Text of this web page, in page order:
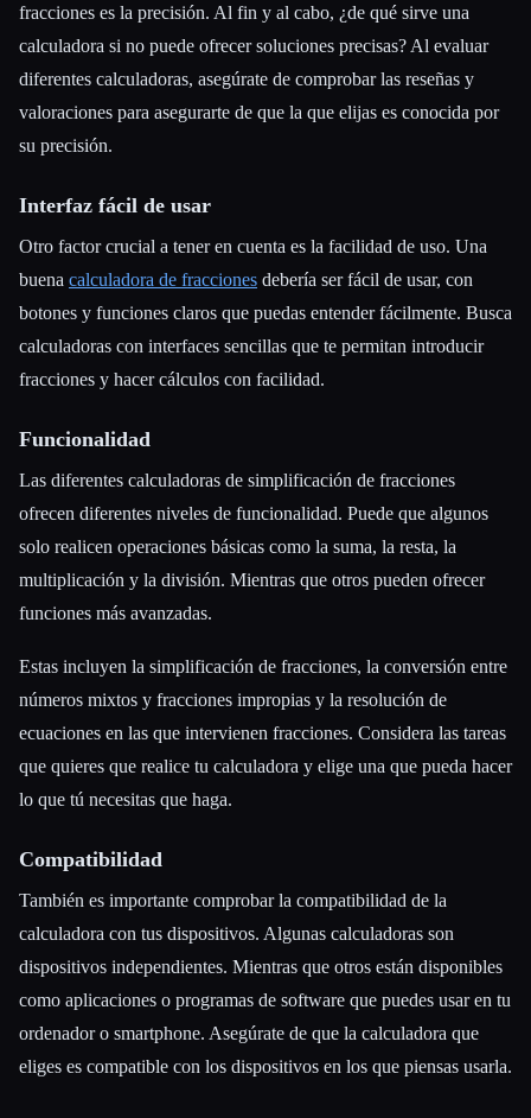
fracciones es la precisión. Al fin y al cabo, ¿de qué sirve una
calculadora si no puede ofrecer soluciones precisas? Al evaluar
diferentes calculadoras, asegúrate de comprobar las reseñas y
valoraciones para asegurarte de que la que elijas es conocida por
su precisión.
Interfaz fácil de usar
Otro factor crucial a tener en cuenta es la facilidad de uso. Una
buena calculadora de fracciones debería ser fácil de usar, con
botones y funciones claros que puedas entender fácilmente. Busca
calculadoras con interfaces sencillas que te permitan introducir
fracciones y hacer cálculos con facilidad.
Funcionalidad
Las diferentes calculadoras de simplificación de fracciones
ofrecen diferentes niveles de funcionalidad. Puede que algunos
solo realicen operaciones básicas como la suma, la resta, la
multiplicación y la división. Mientras que otros pueden ofrecer
funciones más avanzadas.
Estas incluyen la simplificación de fracciones, la conversión entre
números mixtos y fracciones impropias y la resolución de
ecuaciones en las que intervienen fracciones. Considera las tareas
que quieres que realice tu calculadora y elige una que pueda hacer
lo que tú necesitas que haga.
Compatibilidad
También es importante comprobar la compatibilidad de la
calculadora con tus dispositivos. Algunas calculadoras son
dispositivos independientes. Mientras que otros están disponibles
como aplicaciones o programas de software que puedes usar en tu
ordenador o smartphone. Asegúrate de que la calculadora que
eliges es compatible con los dispositivos en los que piensas usarla.